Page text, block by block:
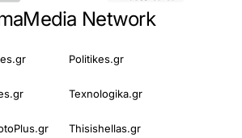
Network
Politikes.gr
Texnologika.gr
Thisishellas.gr